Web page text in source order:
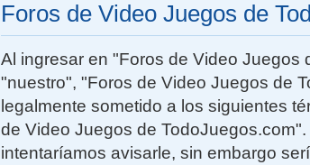
Foros de Video Juegos de
Al ingresar en "Foros de Video
"nuestro", "Foros de Video Juegos de
legalmente sometido a los siguientes
de Video Juegos de
intentaríamos avisarle, sin embargo